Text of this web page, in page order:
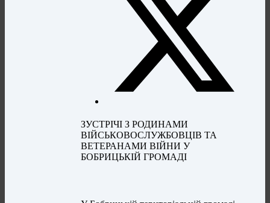
ЗУСТРІЧІ З РОДИНАМИ
ВІЙСЬКОВОСЛУЖБОВЦІВ ТА
ВЕТЕРАНАМИ ВІЙНИ У
БОБРИЦЬКІЙ ГРОМАДІ